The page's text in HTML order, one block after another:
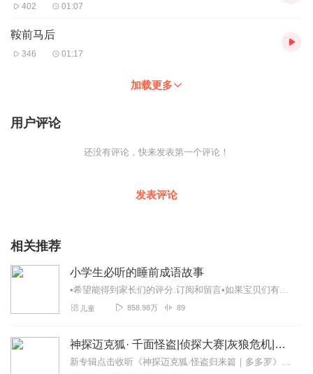
402 01:07
鞍前马后
346 01:17
加载更多
用户评论
还没有评论，快来发表第一个评论！
发表评论
相关推荐
小学生必听的睡前成语故事
•希望能得到家长们的评分.订阅和留言•如果宝贝们有想听的成语，可以给我留言哦•宝宝和小学生睡前的启蒙故事•小学生必学的中华成语故事•每天3～5分钟，通过听故事学...
儿童 858.98万 89
神探迈克狐· 千面怪盗|侦探大赛|灰狼危机|多多罗
新专辑点击收听《神探迈克狐·怪盗归来篇｜多多罗》！！！>>>点击进入主播橱窗购买《神探迈克狐》系列图书吧!<<<多多罗故事【点击前往】收听多多罗其他好玩有趣的故...